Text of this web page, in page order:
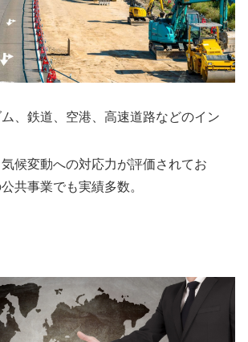
ム、鉄道、空港、高速道路などのイン
候変動への対応力が評価されてお
共事業でも実績多数。